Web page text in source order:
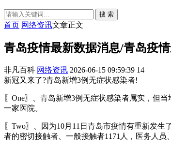
搜 索
首页 网络资讯文章正文
青岛疫情最新数据消息/青岛疫
非凡百科 网络资讯 2026-06-15 09:59:39 14
新冠又来了?青岛新增3例无症状感染者!
〖One〗、青岛新增3例无症状感染者属实，但
一家医院。
〖Two〗、因为10月11日青岛市疫情有重新发
者的密切接触者、一般接触者1171人，医务人员